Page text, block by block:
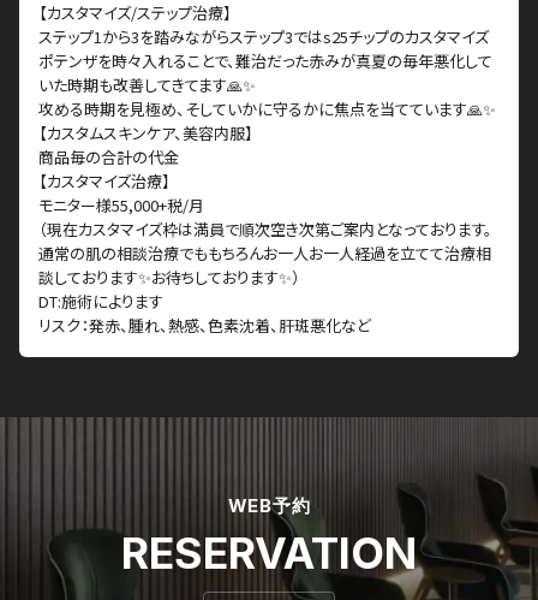
【カスタマイズ/ステップ治療】
ステップ1から3を踏みながらステップ3ではs25チップのカスタマイズ
ポテンザを時々入れることで、難治だった赤みが真夏の毎年悪化して
いた時期も改善してきてます🙏✨
攻める時期を見極め、そしていかに守るかに焦点を当てています🙏✨
【カスタムスキンケア、美容内服】
商品毎の合計の代金
【カスタマイズ治療】
モニター様55,000+税/月
（現在カスタマイズ枠は満員で順次空き次第ご案内となっております。
通常の肌の相談治療でももちろんお一人お一人経過を立てて治療相
談しております✨お待ちしております✨）
DT:施術によります
リスク：発赤、腫れ、熱感、色素沈着、肝斑悪化など
WEB予約
RESERVATION